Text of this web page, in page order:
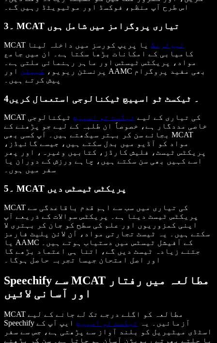
اس طرح آپ منظم، فوکسڈ اور موٹیویٹڈ رہیں گے۔
3۔ MCAT تیاری پروگرامز میں شامل ہوں
MCAT ٹیوٹرنگ یا پریپ کورسز میں داخلہ لینا
کامیابی کے امکانات بڑھا سکتا ہے۔ ان میں جامع
مواد، پریکٹس ٹیسٹس اور ماہر رہنمائی ملتی ہے۔
پرنسٹن ریویو، کیپلن اور AAMC بھی مفید پروگرام
پیش کرتے ہیں۔
4۔ ٹیکسٹ ٹو اسپیچ ٹیکنالوجی استعمال کریں
MCAT کی تیاری کے لیے ٹیکسٹ ٹو اسپیچ ٹیکنالوجی
خاصی مددگار ہے، خصوصاً ان طلبہ کے لیے جو پڑھنے کے
بجائے سن کر بہتر سیکھتے ہیں۔ آپ کسی بھی MCAT
مواد کو آڈیو میں بدل سکتے ہیں، جیسے گائیڈز،
پریکٹس ٹیسٹ، فلیش کارڈز، کتابیں وغیرہ، اور پھر
اسے کہیں بھی سن سکتے ہیں، چاہے ورزش کے دوران یا
سفر میں ہوں۔
5۔ MCAT پریکٹس ٹیسٹس دیں
MCAT کی تیاری میں سب سے اہم قدم باقاعدگی سے
پریکٹس ٹیسٹ دینا ہے۔ پریکٹس سوالات کے ذریعے آپ
اپنی کمزوریوں اور علم کی سطح کو جان کر بہتری لا
سکتے ہیں۔ یہ ٹیسٹ تجارتی مواد، آن لائن پلیٹ فارمز
یا AAMC کے آفیشل ٹیسٹس میں دستیاب ہوتے ہیں۔
جتنے زیادہ ٹیسٹ دیں گے، اتنا ہی اعتماد بڑھے گا
اور اصل امتحان جیسا تجربہ حاصل ہوگا۔
Speechify سے MCAT مطالعہ میں رفتار
اور آسانی لائیں
MCAT مطالعہ کو اگلے درجے تک لے جانے کے لیے
Speechify آزمائیں۔ یہ
ٹیکسٹ ٹو اسپیچ ایپ آپ کے
اسٹڈی میٹیریل کو بلند آواز سے پڑھتی ہے، جس سے سفر
یا چلتے پھرتے ریویژن آسان ہو جاتا ہے۔ سن کر پڑھنے